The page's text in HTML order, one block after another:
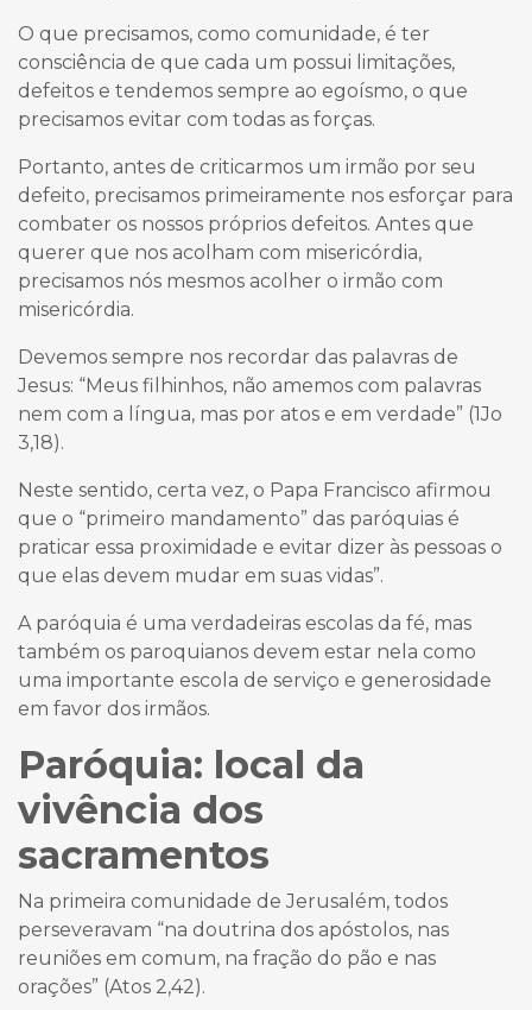
O que precisamos, como comunidade, é ter
consciência de que cada um possui limitações,
defeitos e tendemos sempre ao egoísmo, o que
precisamos evitar com todas as forças.
Portanto, antes de criticarmos um irmão por seu
defeito, precisamos primeiramente nos esforçar para
combater os nossos próprios defeitos. Antes que
querer que nos acolham com misericórdia,
precisamos nós mesmos acolher o irmão com
misericórdia.
Devemos sempre nos recordar das palavras de
Jesus: “Meus filhinhos, não amemos com palavras
nem com a língua, mas por atos e em verdade” (1Jo
3,18).
Neste sentido, certa vez, o Papa Francisco afirmou
que o “primeiro mandamento” das paróquias é
praticar essa proximidade e evitar dizer às pessoas o
que elas devem mudar em suas vidas”.
A paróquia é uma verdadeiras escolas da fé, mas
também os paroquianos devem estar nela como
uma importante escola de serviço e generosidade
em favor dos irmãos.
Paróquia: local da
vivência dos
sacramentos
Na primeira comunidade de Jerusalém, todos
perseveravam “na doutrina dos apóstolos, nas
reuniões em comum, na fração do pão e nas
orações” (Atos 2,42).